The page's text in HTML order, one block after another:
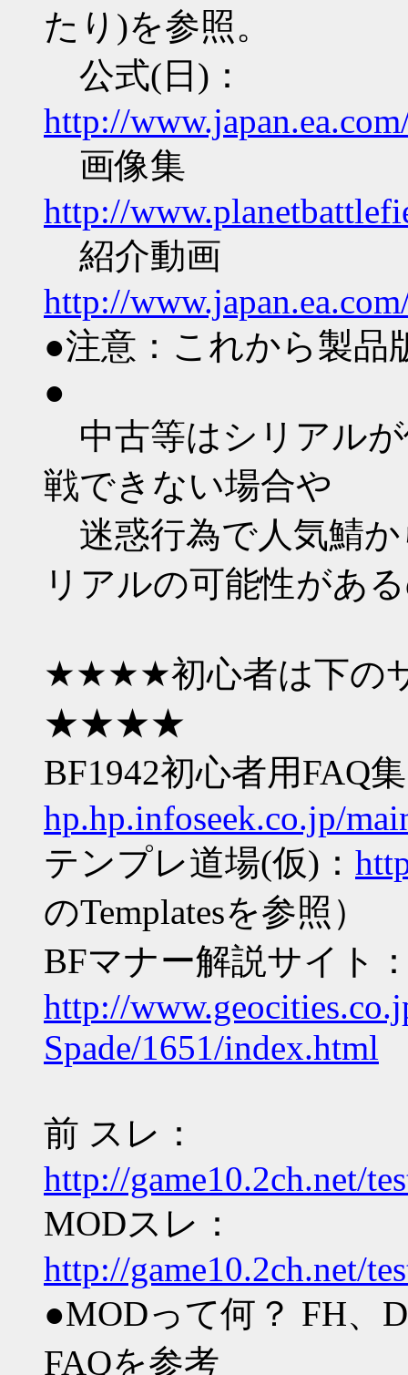
たり)を参照。
公式(日)：
http://
画像集
http://
紹介動画
http://
●注意：これから製
●
中古等はシリアルが
戦できない場合や
迷惑行為で人気鯖か
リアルの可能性があ
★★★★初心者は下の
★★★★
BF1942初心者用FAQ
hp.hp.infoseek.co.jp/
テンプレ道場(仮)：
のTemplatesを参照）
BFマナー解説サイト
http://
Spade/1651/index.html
前 スレ：
http://game10.2ch.net/
MODスレ：
http://game10.2ch.net/
●MODって何？ FH、
FAQを参考